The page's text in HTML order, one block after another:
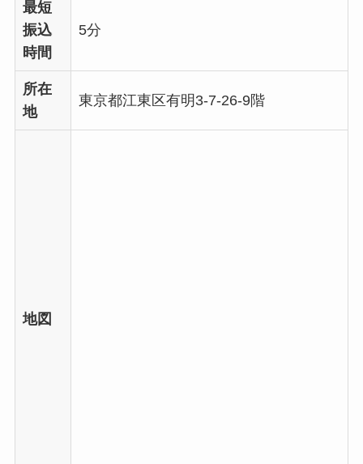
最短
振込
時間
5分
所在
地
東京都江東区有明3-7-26-9階
地図